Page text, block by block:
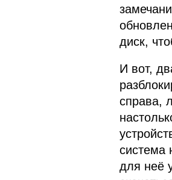
диск,
И вот,
справа,
система
для неё